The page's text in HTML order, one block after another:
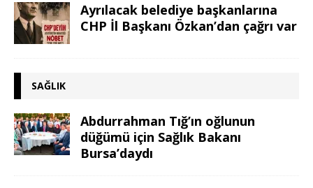
Ayrılacak belediye başkanlarına
CHP İl Başkanı Özkan’dan çağrı var
SAĞLIK
Abdurrahman Tığ’ın oğlunun
düğümü için Sağlık Bakanı
Bursa’daydı